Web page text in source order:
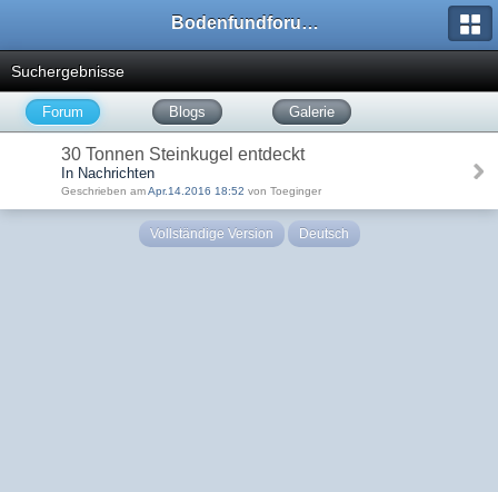
Bodenfundforum.com
Suchergebnisse
Forum Blogs Galerie
30 Tonnen Steinkugel entdeckt
In Nachrichten
Geschrieben amApr.14.2016 18:52 von Toeginger
Vollständige Version Deutsch